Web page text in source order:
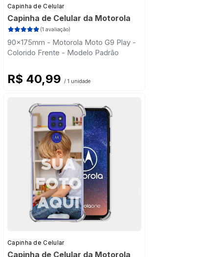
Capinha de Celular
Capinha de Celular da Motorola
(1 avaliação)
90x175mm - Motorola Moto G9 Play -
Colorido Frente - Modelo Padrão
R$ 40,99 / 1 unidade
Capinha de Celular
Capinha de Celular da Motorola